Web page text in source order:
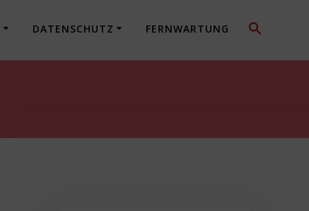
DATENSCHUTZ FERNWARTUNG